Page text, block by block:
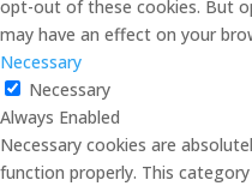
opt-out of these cookies. But
may have an effect on your
Necessary
Necessary
Always Enabled
Necessary cookies are
function properly. This